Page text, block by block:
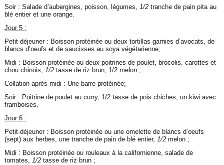
Soir : Salade d’aubergines, poisson, légumes,1/2tranche de pain pita au
blé entier et une orange.
Jour 5 :
Petit-déjeuner : Boisson protéinée ou deux tortillas garnies d’avocats, de
blancs d’oeufs et de saucisses au soya végétarienne;
Midi : Boisson protéinée ou deux poitrines de poulet, brocolis, carottes et
chou chinois,1/2tasse de riz brun, 1/2 melon ;
Collation après-midi : Une barre protéinée;
Soir : Poitrine de poulet au curry, 1/2 tasse de pois chiches, un kiwi avec
framboises.
Jour 6 :
Petit-déjeuner : Boisson protéinée ou une omelette de blancs d’oeufs
(sept) aux herbes, une tranche de pain de blé entier,1/2melon ;
Midi : Boisson protéinée ou rouleaux à la californienne, salade de
tomates,1/2tasse de riz brun ;